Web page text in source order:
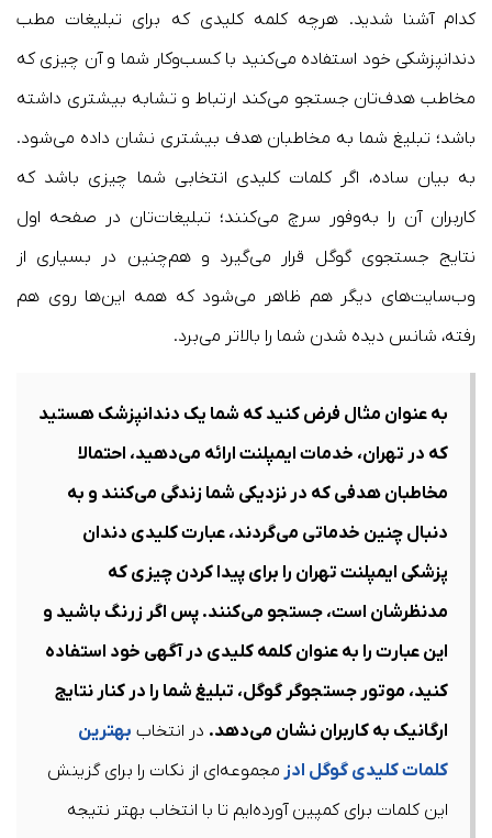
کدام آشنا شدید. هرچه کلمه کلیدی که برای تبلیغات مطب
دندانپزشکی خود استفاده می‌کنید با کسب‌وکار شما و آن چیزی که
مخاطب هدف‌تان جستجو می‌کند ارتباط و تشابه بیشتری داشته
باشد؛ تبلیغ شما به مخاطبان هدف بیشتری نشان داده می‌شود.
به بیان ساده، اگر کلمات کلیدی انتخابی شما چیزی باشد که
کاربران آن را به‌وفور سرچ می‌کنند؛ تبلیغات‌تان در صفحه اول
نتایج جستجوی گوگل قرار می‌گیرد و هم‌چنین در بسیاری از
وب‌سایت‌های دیگر هم ظاهر می‌شود که همه این‌ها روی هم
رفته، شانس دیده شدن شما را بالاتر می‌برد.
به عنوان مثال فرض کنید که شما یک دندانپزشک هستید
که در تهران، خدمات ایمپلنت ارائه می‌دهید، احتمالا
مخاطبان هدفی که در نزدیکی شما زندگی می‌کنند و به
دنبال چنین خدماتی می‌گردند، عبارت کلیدی دندان
پزشکی ایمپلنت تهران را برای پیدا کردن چیزی که
مدنظرشان است، جستجو می‌کنند. پس اگر زرنگ باشید و
این عبارت را به عنوان کلمه کلیدی در آگهی خود استفاده
کنید، موتور جستجوگر گوگل، تبلیغ شما را در کنار نتایج
ارگانیک به کاربران نشان می‌دهد. در انتخاب بهترین
کلمات کلیدی گوگل ادز مجموعه‌ای از نکات را برای گزینش
این کلمات برای کمپین آورده‌ایم تا با انتخاب بهتر نتیجه